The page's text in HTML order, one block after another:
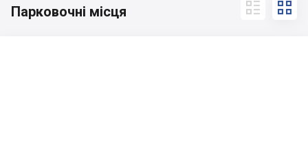
Парковочні місця  